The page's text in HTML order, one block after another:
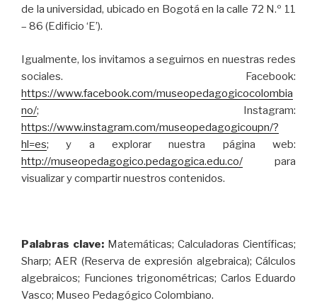
de la universidad, ubicado en Bogotá en la calle 72 N.º 11
– 86 (Edificio ‘E’).
Igualmente, los invitamos a seguirnos en nuestras redes
sociales. Facebook:
https://www.facebook.com/museopedagogicocolombia
no/; Instagram:
https://www.instagram.com/museopedagogicoupn/?
hl=es; y a explorar nuestra página web:
http://museopedagogico.pedagogica.edu.co/ para
visualizar y compartir nuestros contenidos.
Palabras clave: Matemáticas; Calculadoras Científicas;
Sharp; AER (Reserva de expresión algebraica); Cálculos
algebraicos; Funciones trigonométricas; Carlos Eduardo
Vasco; Museo Pedagógico Colombiano.